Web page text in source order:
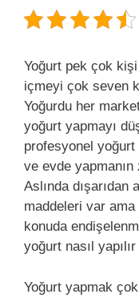
Yoğurt pek çok
içmeyi çok seven
Yoğurdu her
yoğurt yapmayı
profesyonel yoğurt
ve evde
Aslında dışarıdan
maddeleri var ama
konuda
yoğurt nasıl
Yoğurt yapmak